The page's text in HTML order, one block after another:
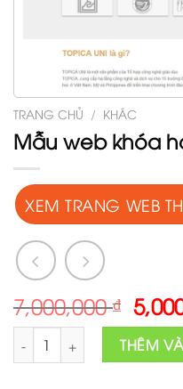
TRANG CHỦ / KHÁC
Mẫu web khóa
XEM TRANG WEB
7,000,000₫
was:
Mẫu web khóa học online
THÊM